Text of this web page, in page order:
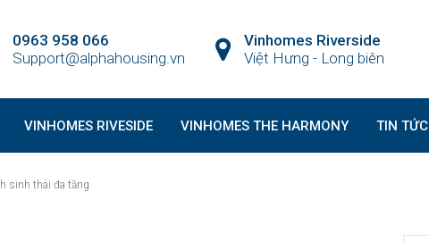
Vinhomes Riverside
Việt Hưng - Long biên
0963 958 066
Support@alphahousing.vn
VINHOMES RIVESIDE VINHOMES THE HARMONY TIN TỨC
sinh thái đa tầng